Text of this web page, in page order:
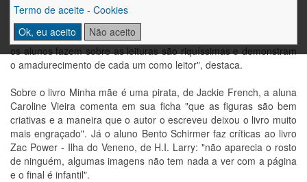
Termo de aceite - Cookies
Ok, eu aceito
Não aceito
"As fichas de leitura vão para uma caixinha e são guardadas
pelos alunos, pois assim, eles mesmos vão construindo seu perfil
de leitura" comenta a professora Solange. "As observações que
os alunos fazem sobre as leituras são riquíssimas e demonstram
o amadurecimento de cada um como leitor", destaca.
Sobre o livro Minha mãe é uma pirata, de Jackie French, a aluna
Caroline Vieira comenta em sua ficha "que as figuras são bem
criativas e a maneira que o autor o escreveu deixou o livro muito
mais engraçado". Já o aluno Bento Schirmer faz críticas ao livro
Zac Power - Ilha do Veneno, de H.I. Larry: "não aparecia o rosto
de ninguém, algumas imagens não tem nada a ver com a página
e o final é infantil".